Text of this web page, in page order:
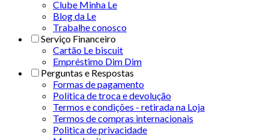
Clube Minha Le
Blog da Le
Trabalhe conosco
Serviço Financeiro
Cartão Le biscuit
Empréstimo Dim Dim
Perguntas e Respostas
Formas de pagamento
Política de troca e devolução
Termos e condições - retirada na Loja
Termos de compras internacionais
Politica de privacidade